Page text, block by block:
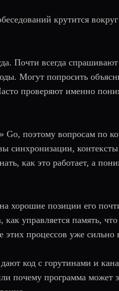
крутится
Почти всегда
Могут попросить
проверяют именно
поэтому вопросам по
синхронизации,
как это работает, а
позиции его почти
управляется память,
процессов уже сильно
код с горутинами и
почему программа может